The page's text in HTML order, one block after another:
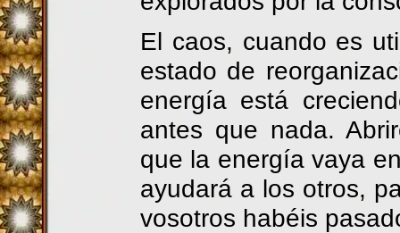
El caos, cuando es
estado de
energía está
antes que nada.
que la energía vaya
ayudará a los otros,
vosotros habéis